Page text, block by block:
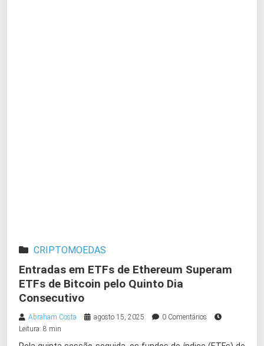
CRIPTOMOEDAS
Entradas em ETFs de Ethereum Superam
ETFs de Bitcoin pelo Quinto Dia
Consecutivo
Abraham Costa agosto 15, 2025
0 Comentários
Leitura: 8 min